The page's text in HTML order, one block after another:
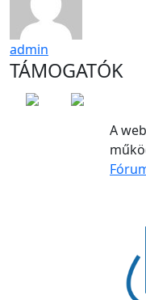
admin
TÁMOGATÓK
A